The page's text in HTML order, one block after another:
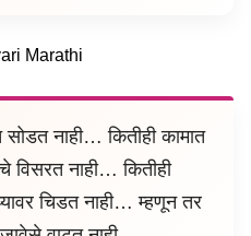
Marathi
नाही… कितीही कामात
विसरत नाही… कितीही
चिडत नाही… म्हणून तर